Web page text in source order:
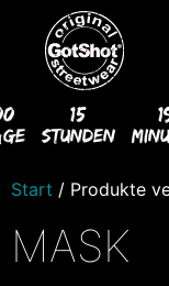
15
Stunden
Start / Produkte
MASK